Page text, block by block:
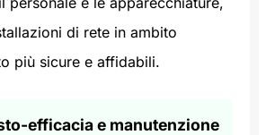
di rete in ambito
più sicure e affidabili.
efficacia e manutenzione